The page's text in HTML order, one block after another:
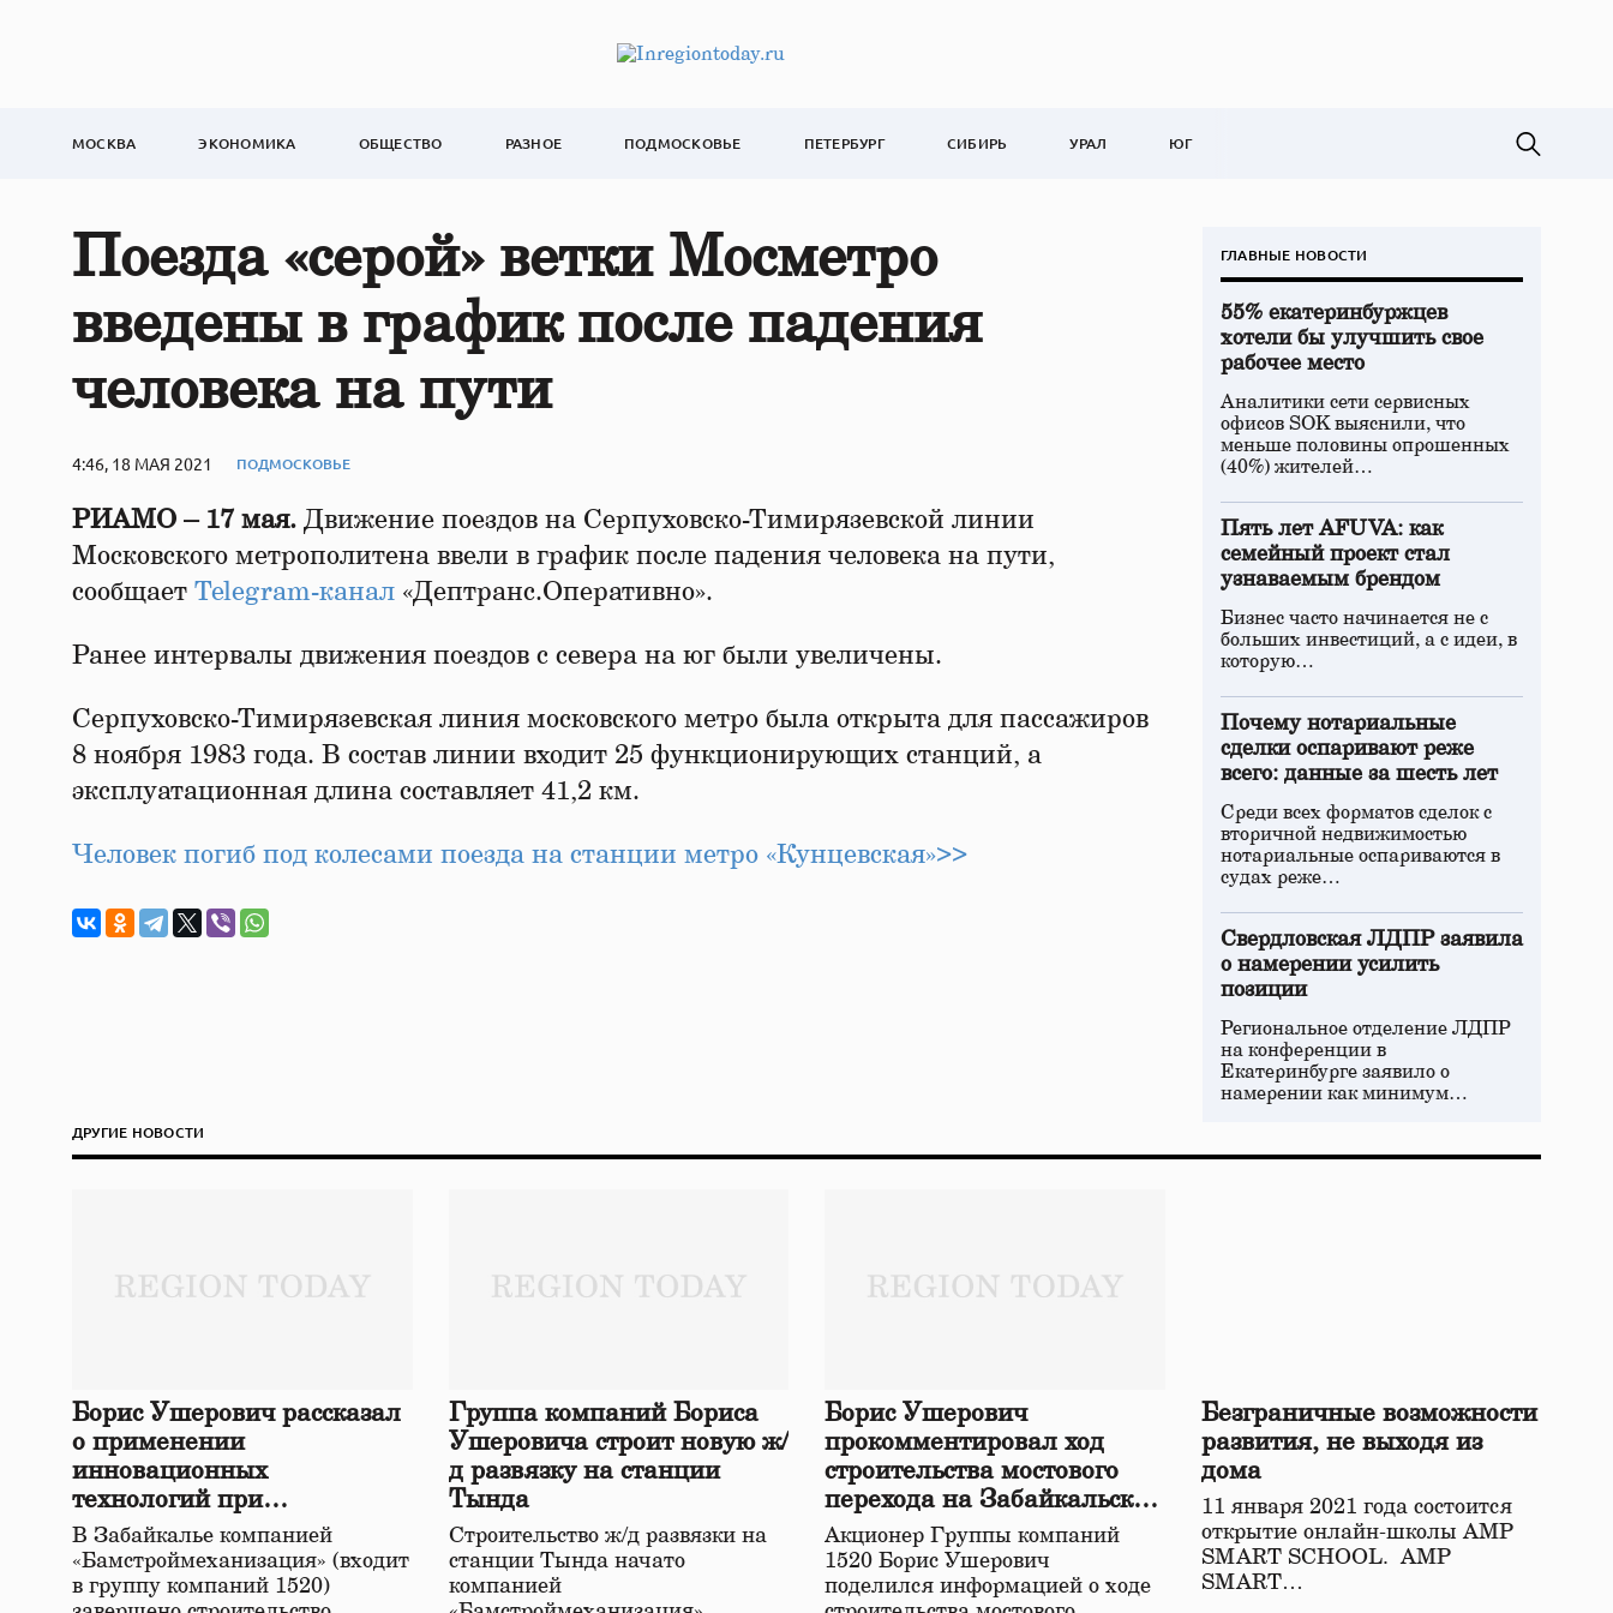
МОСКВА ЭКОНОМИКА ОБЩЕСТВО РАЗНОЕ ПОДМОСКОВЬЕ ПЕТЕРБУРГ СИБИРЬ УРАЛ ЮГ
Поезда «серой» ветки Мосметро
введены в график после падения
человека на пути
4:46, 18 МАЯ 2021 ПОДМОСКОВЬЕ
РИАМО – 17 мая. Движение поездов на Серпуховско-Тимирязевской линии
Московского метрополитена ввели в график после падения человека на пути,
сообщает Telegram-канал «Дептранс.Оперативно».
Ранее интервалы движения поездов с севера на юг были увеличены.
Серпуховско-Тимирязевская линия московского метро была открыта для пассажиров
8 ноября 1983 года. В состав линии входит 25 функционирующих станций, а
эксплуатационная длина составляет 41,2 км.
Человек погиб под колесами поезда на станции метро «Кунцевская»>>
ГЛАВНЫЕ НОВОСТИ
55% екатеринбуржцев
хотели бы улучшить свое
рабочее место
Аналитики сети сервисных
офисов SOK выяснили, что
меньше половины опрошенных
(40%) жителей…
Пять лет AFUVA: как
семейный проект стал
узнаваемым брендом
Бизнес часто начинается не с
больших инвестиций, а с идеи, в
которую…
Почему нотариальные
сделки оспаривают реже
всего: данные за шесть лет
Среди всех форматов сделок с
вторичной недвижимостью
нотариальные оспариваются в
судах реже…
Свердловская ЛДПР заявила
о намерении усилить
позиции
Региональное отделение ЛДПР
на конференции в
Екатеринбурге заявило о
намерении как минимум…
ДРУГИЕ НОВОСТИ
Борис Ушерович рассказал
о применении
инновационных
технологий при
строительстве нового моста
в Забайкалье
В Забайкалье компанией
«Бамстроймеханизация» (входит
в группу компаний 1520)
Группа компаний Бориса
Ушеровича строит новую ж/
д развязку на станции
Тында
Строительство ж/д развязки на
станции Тында начато
компанией
Борис Ушерович
прокомментировал ход
строительства мостового
перехода на Забайкальской
железной дороге
Акционер Группы компаний
1520 Борис Ушерович
поделился информацией о ходе
Безграничные возможности
развития, не выходя из
дома
11 января 2021 года состоится
открытие онлайн-школы АМР
SMART SCHOOL. АМР
SMART…